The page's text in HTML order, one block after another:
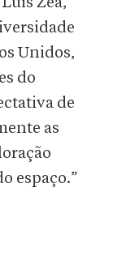
Unidos,
do
de
as
espaço.”